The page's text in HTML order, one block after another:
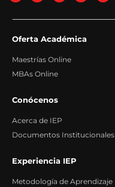
Oferta Académica
Maestrías Online
MBAs Online
Conócenos
Acerca de IEP
Documentos Institucionales
Experiencia IEP
Metodología de Aprendizaje